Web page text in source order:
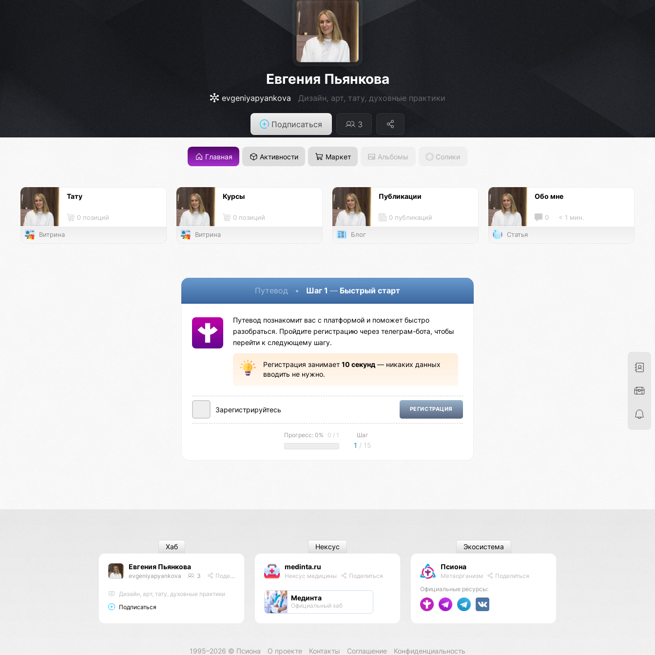
Евгения Пьянкова
evgeniyapyankova Дизайн, арт, тату, духовные практики
Подписаться 3
Главная Активности Маркет Альбомы Солики
Тату
0 позиций
Витрина
Курсы
0 позиций
Витрина
Публикации
0 публикаций
Блог
Обо мне
0 < 1 мин.
Статья
Путевод • Шаг 1 — Быстрый старт
Путевод познакомит вас с платформой и поможет быстро
разобраться. Пройдите регистрацию через телеграм-бота, чтобы
перейти к следующему шагу.
Регистрация занимает 10 секунд— никаких данных
вводить не нужно.
Зарегистрируйтесь РЕГИСТРАЦИЯ
Прогресс: 0% 0 / 1 Шаг
1 / 15
Евгения Пьянкова
evgeniyapyankova 3 Поделиться
Дизайн, арт, тату, духовные практики
Подписаться
Хаб
medinta.ru
Нексус медицины Поделиться
Мединта
Официальный хаб
Нексус
Псиона
Метаорганизм
Поделиться
Официальные ресурсы:
Экосистема
1995–2026 © Псиона О проекте Контакты Соглашение Конфиденциальность